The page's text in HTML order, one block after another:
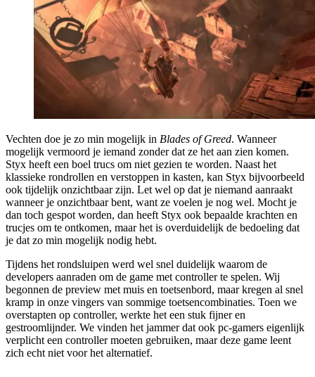
Vechten doe je zo min mogelijk in Blades of Greed. Wanneer
mogelijk vermoord je iemand zonder dat ze het aan zien komen.
Styx heeft een boel trucs om niet gezien te worden. Naast het
klassieke rondrollen en verstoppen in kasten, kan Styx bijvoorbeeld
ook tijdelijk onzichtbaar zijn. Let wel op dat je niemand aanraakt
wanneer je onzichtbaar bent, want ze voelen je nog wel. Mocht je
dan toch gespot worden, dan heeft Styx ook bepaalde krachten en
trucjes om te ontkomen, maar het is overduidelijk de bedoeling dat
je dat zo min mogelijk nodig hebt.
Tijdens het rondsluipen werd wel snel duidelijk waarom de
developers aanraden om de game met controller te spelen. Wij
begonnen de preview met muis en toetsenbord, maar kregen al snel
kramp in onze vingers van sommige toetsencombinaties. Toen we
overstapten op controller, werkte het een stuk fijner en
gestroomlijnder. We vinden het jammer dat ook pc-gamers eigenlijk
verplicht een controller moeten gebruiken, maar deze game leent
zich echt niet voor het alternatief.